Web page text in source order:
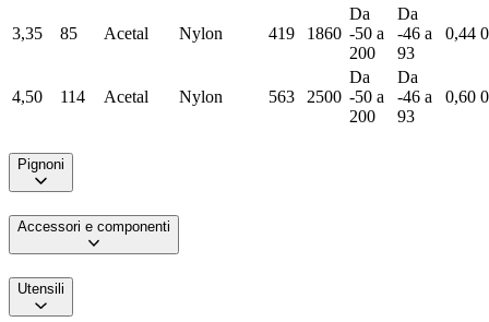
3,35 85 Acetal Nylon 419 1860
Da
-50 a
200
Da
-46 a
93
0,44
4,50 114 Acetal Nylon 563 2500
Da
-50 a
200
Da
-46 a
93
0,60
Pignoni
Accessori e componenti
Utensili